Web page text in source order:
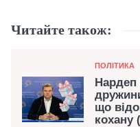
Читайте також:
Категорія
ПОЛІТИКА
Нардеп
що
кохану